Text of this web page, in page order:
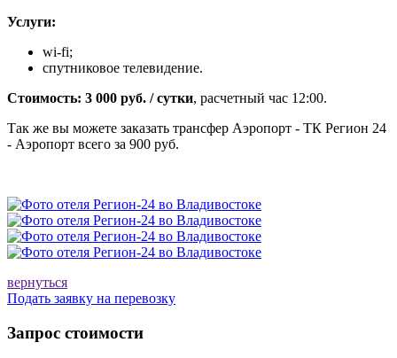
Услуги:
wi-fi;
спутниковое телевидение.
Стоимость: 3 000 руб. / сутки, расчетный час 12:00.
Так же вы можете заказать трансфер Аэропорт - ТК Регион 24
- Аэропорт всего за 900 руб.
вернуться
Подать заявку на перевозку
Запрос стоимости